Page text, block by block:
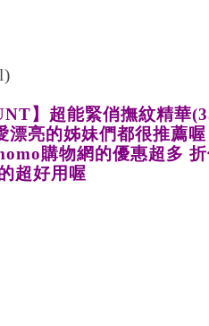
】超能緊俏撫紋精華
亮的姊妹們都很推薦喔
購物網的優惠超多
超好用喔